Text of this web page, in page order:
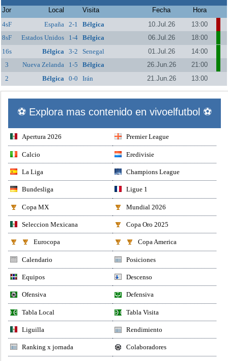
Jor Local Visita Fecha
Hora
4sF
España 2-1 Bélgica 10.Jul.26
13:00
8sF
Estados Unidos 1-4 Bélgica 06.Jul.26
18:00
16s
Bélgica 3-2 Senegal 01.Jul.26
14:00
3
Nueva Zelanda 1-5 Bélgica 26.Jun.26
21:00
2
Bélgica 0-0 Irán 21.Jun.26 13:00
⚽ Explora mas contenido en vivoelfutbol ⚽
Apertura 2026 Premier League
Calcio Eredivisie
La Liga Champions League
Bundesliga Ligue 1
Copa MX Mundial 2026
Seleccion Mexicana Copa Oro 2025
Eurocopa Copa America
Calendario Posiciones
Equipos Descenso
Ofensiva Defensiva
Tabla Local Tabla Visita
Liguilla Rendimiento
Ranking x jornada Colaboradores